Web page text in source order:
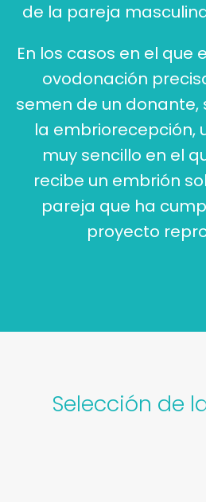
de la pareja
En los casos en el
ovodonación
semen de un
la embriorecepción,
muy sencillo en el
recibe un embrión
pareja que ha
proyecto
Selección de